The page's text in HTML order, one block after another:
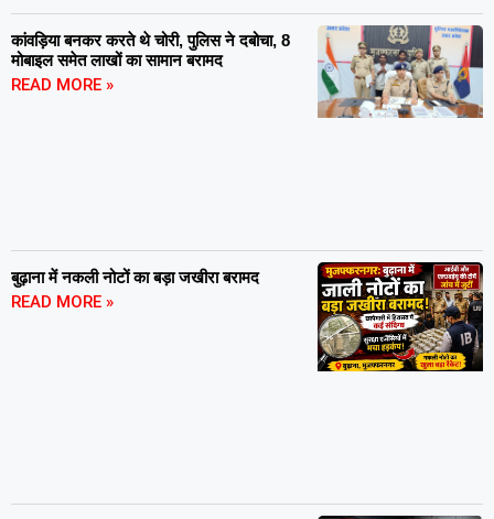
कांवड़िया बनकर करते थे चोरी, पुलिस ने दबोचा, 8
मोबाइल समेत लाखों का सामान बरामद
READ MORE »
बुढ़ाना में नकली नोटों का बड़ा जखीरा बरामद
READ MORE »